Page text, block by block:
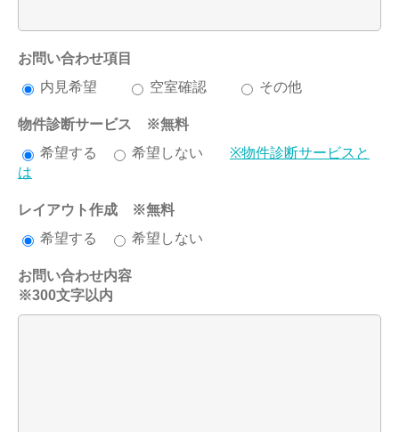
お問い合わせ項目
内見希望
空室確認 その他
物件診断サービス ※無料
希望する
希望しない
※物件診断サービスと
は
レイアウト作成 ※無料
希望する
希望しない
お問い合わせ内容
※300文字以内